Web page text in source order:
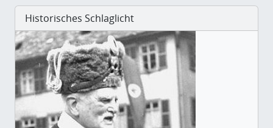
Historisches Schlaglicht